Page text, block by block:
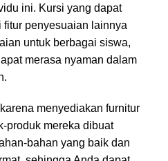
ini. Kursi yang dapat
penyesuaian lainnya
untuk berbagai siswa,
merasa nyaman dalam
menyediakan furnitur
produk mereka dibuat
bahan yang baik dan